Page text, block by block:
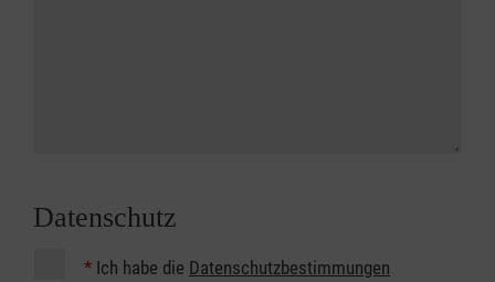
Datenschutz
* Ich habe die Datenschutzbestimmungen